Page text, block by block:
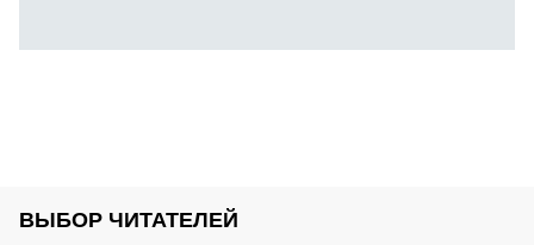
ВЫБОР ЧИТАТЕЛЕЙ